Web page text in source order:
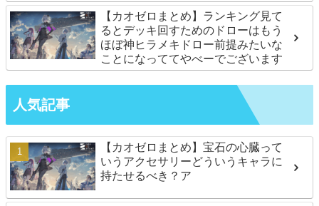
【カオゼロまとめ】ランキング見て
るとデッキ回すためのドローはもう
ほぼ神ヒラメキドロー前提みたいな
ことになっててやべーでございます
人気記事
【カオゼロまとめ】宝石の心臓って
いうアクセサリーどういうキャラに
持たせるべき？ア